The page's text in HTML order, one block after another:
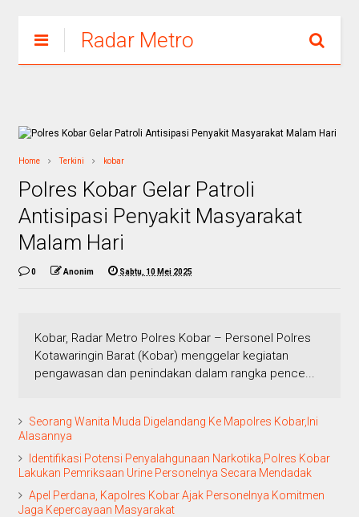
Radar Metro
Home Terkini kobar
Polres Kobar Gelar Patroli
Antisipasi Penyakit Masyarakat
Malam Hari
0 Anonim Sabtu, 10 Mei 2025
Kobar, Radar Metro Polres Kobar – Personel Polres
Kotawaringin Barat (Kobar) menggelar kegiatan
pengawasan dan penindakan dalam rangka pence...
Seorang Wanita Muda Digelandang Ke Mapolres Kobar,Ini
Alasannya
Identifikasi Potensi Penyalahgunaan Narkotika,Polres Kobar
Lakukan Pemriksaan Urine Personelnya Secara Mendadak
Apel Perdana, Kapolres Kobar Ajak Personelnya Komitmen
Jaga Kepercayaan Masyarakat